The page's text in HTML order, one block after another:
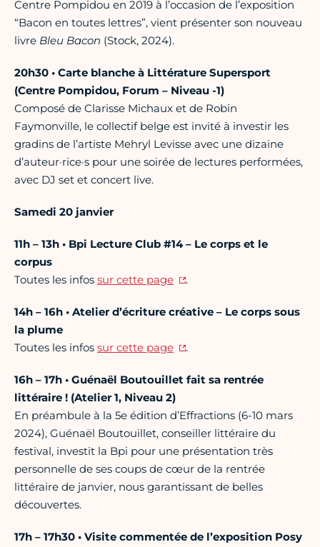
Centre Pompidou en 2019 à l’occasion de l’exposition
“Bacon en toutes lettres”, vient présenter son nouveau
livre Bleu Bacon (Stock, 2024).
20h30 • Carte blanche à Littérature Supersport
(Centre Pompidou, Forum – Niveau -1)
Composé de Clarisse Michaux et de Robin
Faymonville, le collectif belge est invité à investir les
gradins de l’artiste Mehryl Levisse avec une dizaine
d’auteur·rice·s pour une soirée de lectures performées,
avec DJ set et concert live.
Samedi 20 janvier
11h – 13h • Bpi Lecture Club #14 – Le corps et le
corpus
Toutes les infos sur cette page .
14h – 16h • Atelier d’écriture créative – Le corps sous
la plume
Toutes les infos sur cette page .
16h – 17h • Guénaël Boutouillet fait sa rentrée
littéraire ! (Atelier 1, Niveau 2)
En préambule à la 5e édition d’Effractions (6-10 mars
2024), Guénaël Boutouillet, conseiller littéraire du
festival, investit la Bpi pour une présentation très
personnelle de ses coups de cœur de la rentrée
littéraire de janvier, nous garantissant de belles
découvertes.
17h – 17h30 • Visite commentée de l’exposition Posy